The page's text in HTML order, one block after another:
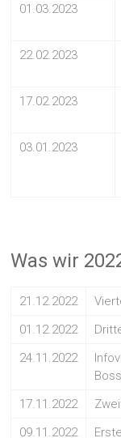
01.03.2023
22.02.2023
17.02.2023
03.01.2023
Was wir
21.12.2022
01.12.2022
24.11.2022
17.11.2022
09.11.2022